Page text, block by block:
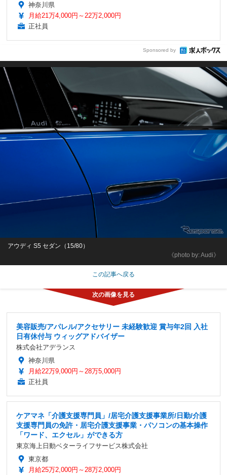
神奈川県
月給21万4,000円～22万2,000円
正社員
Sponsored by
《photo by: Audi》
アウディ S5 セダン（15/80）
この記事へ戻る
美容販売/アパレル/アクセサリー 未経験歓迎 賞与年2回 入社
日有休付与 ウィッグアドバイザー
株式会社アデランス
神奈川県
月給22万9,000円～28万5,000円
正社員
ケアマネ「介護支援専門員」/居宅介護支援事業所/日勤/介護
支援専門員の免許・居宅介護支援事業・パソコンの基本操作
「ワード、エクセル」ができる方
東京海上日動ベターライフサービス株式会社
東京都
月給25万2,000円～28万2,000円